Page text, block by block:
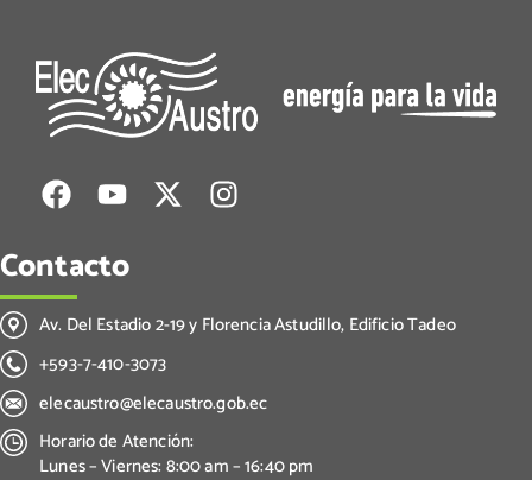
Contacto
Av. Del Estadio 2-19 y Florencia Astudillo, Edificio Tadeo
+593-7-410-3073
elecaustro@elecaustro.gob.ec
Horario de Atención:
Lunes – Viernes: 8:00 am – 16:40 pm